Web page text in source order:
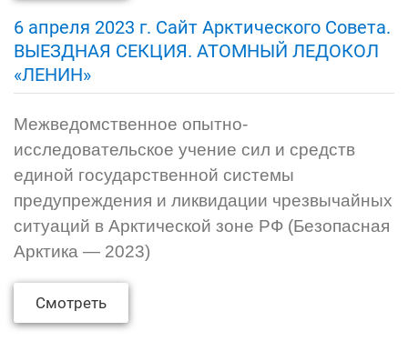
6 апреля 2023 г. Сайт Арктического Совета.
ВЫЕЗДНАЯ СЕКЦИЯ. АТОМНЫЙ ЛЕДОКОЛ
«ЛЕНИН»
Межведомственное опытно-
исследовательское учение сил и средств
единой государственной системы
предупреждения и ликвидации чрезвычайных
ситуаций в Арктической зоне РФ (Безопасная
Арктика — 2023)
Смотреть